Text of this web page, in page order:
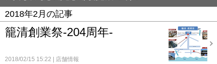
2018年2月の記事
籠清創業祭-204周年-
2018/02/15 15:22 店舗情報